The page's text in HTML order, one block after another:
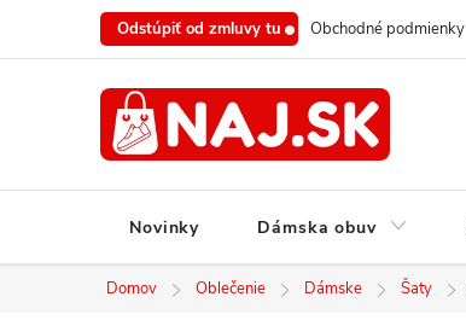
Odstúpiť od zmluvy tu Obchodné podmienky
Novinky Dámska obuv
Domov Oblečenie Dámske Šaty